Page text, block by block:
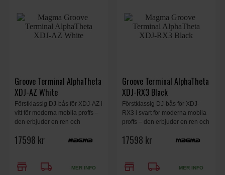
Groove Terminal AlphaTheta
XDJ-AZ White
Förstklassig DJ-bås för XDJ-AZ i
vitt för moderna mobila proffs –
den erbjuder en ren och
bröllop och företagsevenemang,
klubbar eller hemmastudior.
17598 kr
store local_shipping MER INFO
Groove Terminal AlphaTheta
XDJ-RX3 Black
Förstklassig DJ-bås för XDJ-
RX3 i svart för moderna mobila
proffs – den erbjuder en ren och
bröllop och företagsevenemang,
klubbar eller hemmastudior.
17598 kr
store local_shipping MER INFO